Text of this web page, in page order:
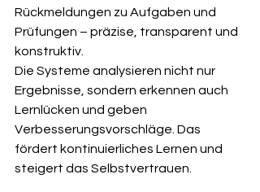
Rückmeldungen zu Aufgaben und
Prüfungen – präzise, transparent und
konstruktiv.
Die Systeme analysieren nicht nur
Ergebnisse, sondern erkennen auch
Lernlücken und geben
Verbesserungsvorschläge. Das
fördert kontinuierliches Lernen und
steigert das Selbstvertrauen.